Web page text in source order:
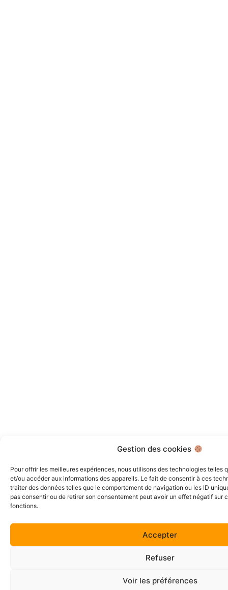
Gestion des cookies
Pour offrir les meilleures expériences, nous utilisons des technologies telles
et/ou accéder aux informations des appareils. Le fait de consentir à ces
traiter des données telles que le comportement de navigation ou les ID
pas consentir ou de retirer son consentement peut avoir un effet négatif sur
fonctions.
Accepter
Refuser
Voir les préférences